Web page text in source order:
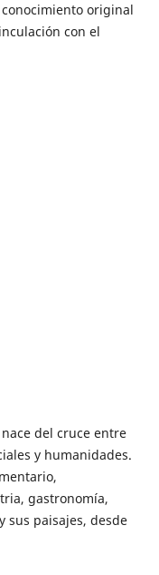
original
con el
del cruce entre
y humanidades.
gastronomía,
sus paisajes, desde